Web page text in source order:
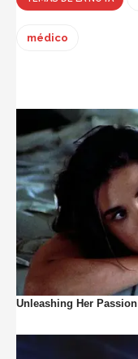
médico